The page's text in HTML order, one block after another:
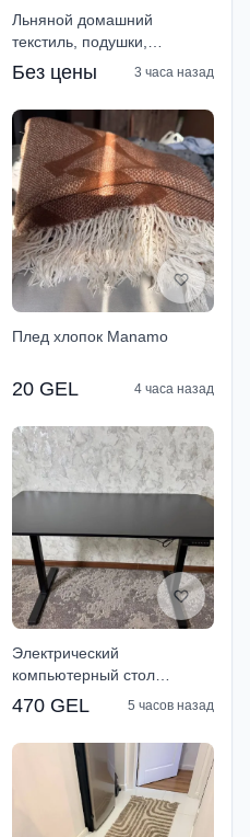
Льняной домашний
текстиль, подушки,
салфетки, полотенце
Без цены 3 часа назад
Плед хлопок Manamo
20 GEL 4 часа назад
Электрический
компьютерный стол
KEYRON Orion 140 Black
470 GEL 5 часов назад